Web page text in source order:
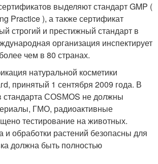
выделяют стандарт GMP (
Practice ), а также сертификат
строгий и престижный стандарт в
организация инспектирует
чем в 80 странах.
натуральной косметики
принятый 1 сентября 2009 года. В
стандарта СОSМОS не должны
ГМО, радиоактивные
тестирование на животных.
и обработки растений безопасны для
должна быть полностью